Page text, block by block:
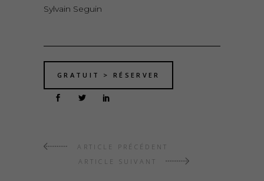
Sylvain Seguin
GRATUIT > RÉSERVER
ARTICLE PRÉCÉDENT
ARTICLE SUIVANT